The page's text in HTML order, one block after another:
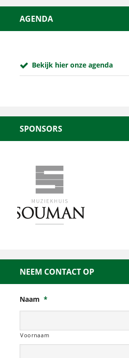
AGENDA
Bekijk hier onze agenda
SPONSORS
NEEM CONTACT OP
Naam *
Voornaam